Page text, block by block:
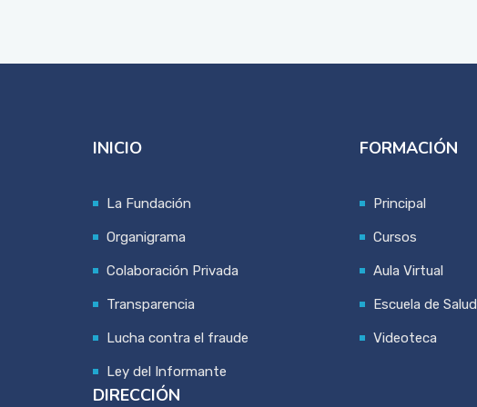
INICIO
La Fundación
Organigrama
Colaboración Privada
Transparencia
Lucha contra el fraude
Ley del Informante
FORMACIÓN
Principal
Cursos
Aula Virtual
Escuela de Salud
Videoteca
DIRECCIÓN